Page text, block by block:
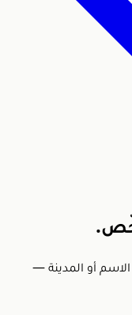
أو المدينة —